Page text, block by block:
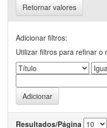
Retornar valores
Adicionar filtros:
Utilizar filtros para refinar o
Resultados/Página